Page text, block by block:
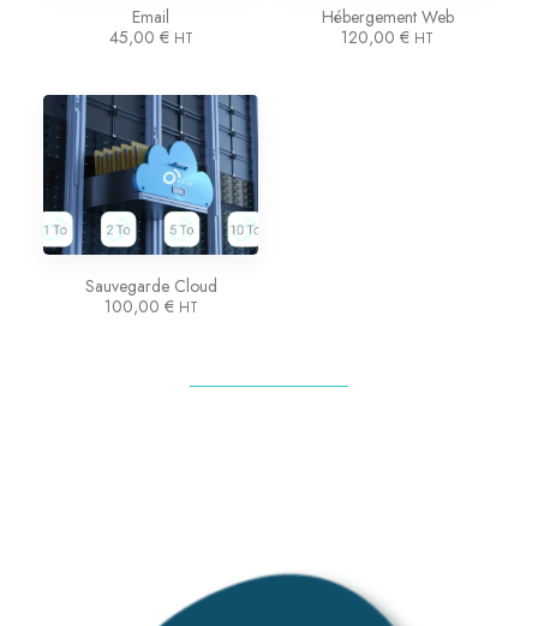
Email
45,00 € HT
Hébergement Web
120,00 € HT
Sauvegarde Cloud
100,00 € HT